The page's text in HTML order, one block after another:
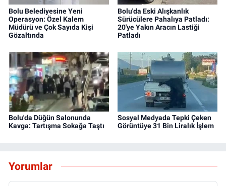
Bolu Belediyesine Yeni
Operasyon: Özel Kalem
Müdürü ve Çok Sayıda Kişi
Gözaltında
Bolu'da Eski Alışkanlık
Sürücülere Pahalıya Patladı:
20'ye Yakın Aracın Lastiği
Patladı
Bolu'da Düğün Salonunda
Kavga: Tartışma Sokağa Taştı
Sosyal Medyada Tepki Çeken
Görüntüye 31 Bin Liralık İşlem
Yorumlar